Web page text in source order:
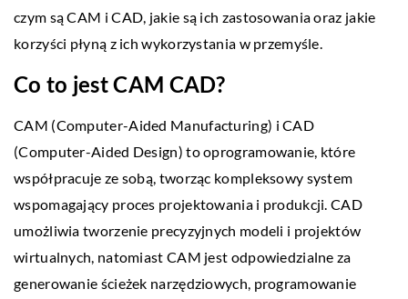
czym są CAM i CAD, jakie są ich zastosowania oraz jakie
korzyści płyną z ich wykorzystania w przemyśle.
Co to jest CAM CAD?
CAM (Computer-Aided Manufacturing) i CAD
(Computer-Aided Design) to oprogramowanie, które
współpracuje ze sobą, tworząc kompleksowy system
wspomagający proces projektowania i produkcji. CAD
umożliwia tworzenie precyzyjnych modeli i projektów
wirtualnych, natomiast CAM jest odpowiedzialne za
generowanie ścieżek narzędziowych, programowanie